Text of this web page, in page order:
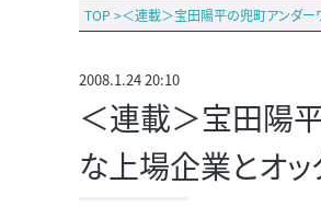
TOP >＜連載＞宝田陽平の兜町アンダー
2008.1.24 20:10
＜連載＞宝田陽平
な上場企業とオッ